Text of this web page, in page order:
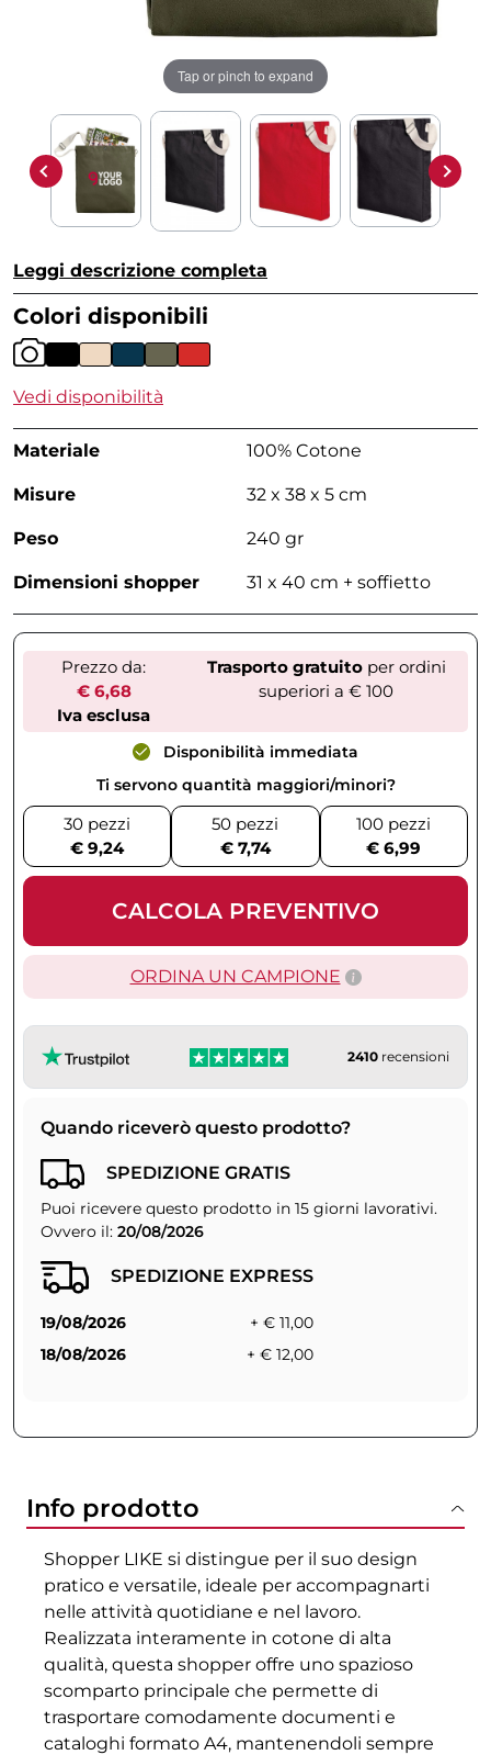
Tap or pinch to expand
Leggi descrizione completa
Colori disponibili
Vedi disponibilità
Materiale 100% Cotone
Misure 32 x 38 x 5 cm
Peso 240 gr
Dimensioni shopper 31 x 40 cm + soffietto
Prezzo da:
€ 6,68
Iva esclusa
Trasporto gratuitoper ordini
superiori a € 100
Disponibilità immediata
Ti servono quantità maggiori/minori?
30 pezzi
€ 9,24
50 pezzi
€ 7,74
100 pezzi
€ 6,99
CALCOLA PREVENTIVO
ORDINA UN CAMPIONE
2410 recensioni
Quando riceverò questo prodotto?
SPEDIZIONE GRATIS
Puoi ricevere questo prodotto in 15 giorni lavorativi.
Ovvero il: 20/08/2026
SPEDIZIONE EXPRESS
19/08/2026
+ € 11,00
18/08/2026
+ € 12,00
Info prodotto
Shopper LIKE si distingue per il suo design
pratico e versatile, ideale per accompagnarti
nelle attività quotidiane e nel lavoro.
Realizzata interamente in cotone di alta
qualità, questa shopper offre uno spazioso
scomparto principale che permette di
trasportare comodamente documenti e
cataloghi formato A4, mantenendoli sempre